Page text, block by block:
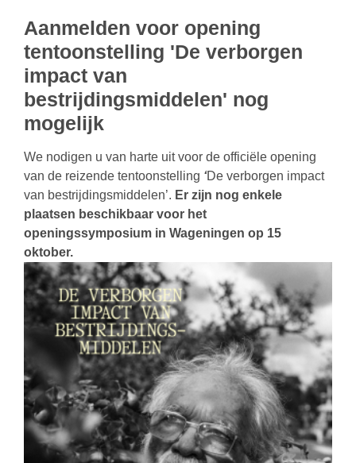
Aanmelden voor opening
tentoonstelling 'De verborgen
impact van
bestrijdingsmiddelen' nog
mogelijk
We nodigen u van harte uit voor de officiële opening
van de reizende tentoonstelling ‘De verborgen impact
van bestrijdingsmiddelen’. Er zijn nog enkele
plaatsen beschikbaar voor het
openingssymposium in Wageningen op 15
oktober.